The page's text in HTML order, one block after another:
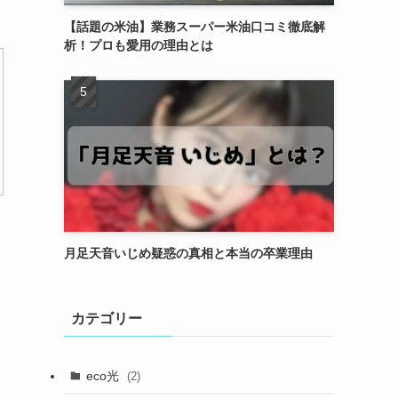
【話題の米油】業務スーパー米油口コミ徹底解
析！プロも愛用の理由とは
月足天音いじめ疑惑の真相と本当の卒業理由
カテゴリー
eco光 (2)